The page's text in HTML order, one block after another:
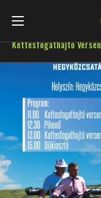
Kettesfogathajtó